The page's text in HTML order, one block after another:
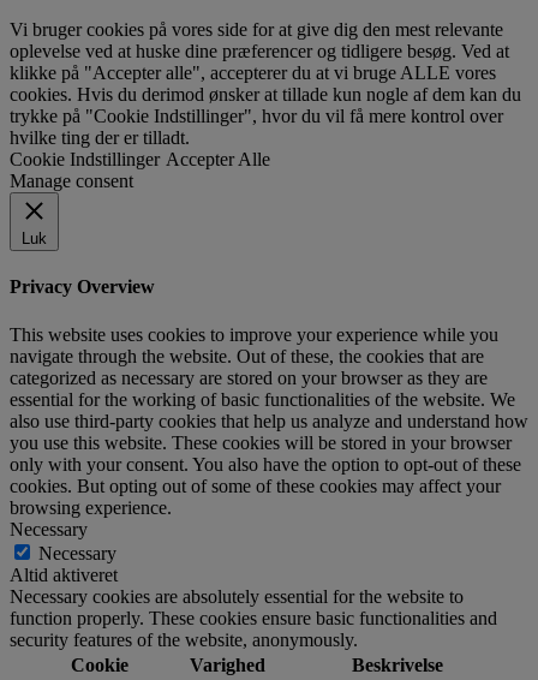
Vi bruger cookies på vores side for at give dig den mest relevante
oplevelse ved at huske dine præferencer og tidligere besøg. Ved at
klikke på "Accepter alle", accepterer du at vi bruge ALLE vores
cookies. Hvis du derimod ønsker at tillade kun nogle af dem kan du
trykke på "Cookie Indstillinger", hvor du vil få mere kontrol over
hvilke ting der er tilladt.
Cookie Indstillinger Accepter Alle
Manage consent
Luk
Privacy Overview
This website uses cookies to improve your experience while you
navigate through the website. Out of these, the cookies that are
categorized as necessary are stored on your browser as they are
essential for the working of basic functionalities of the website. We
also use third-party cookies that help us analyze and understand how
you use this website. These cookies will be stored in your browser
only with your consent. You also have the option to opt-out of these
cookies. But opting out of some of these cookies may affect your
browsing experience.
Necessary
Necessary
Altid aktiveret
Necessary cookies are absolutely essential for the website to
function properly. These cookies ensure basic functionalities and
security features of the website, anonymously.
Cookie
Varighed Beskrivelse